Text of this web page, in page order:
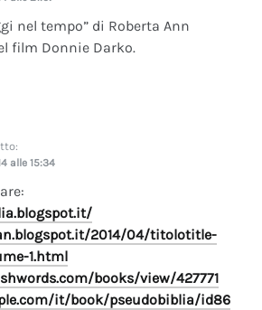
nel tempo” di Roberta Ann
film Donnie Darko.
alle 15:34
2014/04/titolotitle-
1.html
books/view/427771
it/book/pseudobiblia/id86